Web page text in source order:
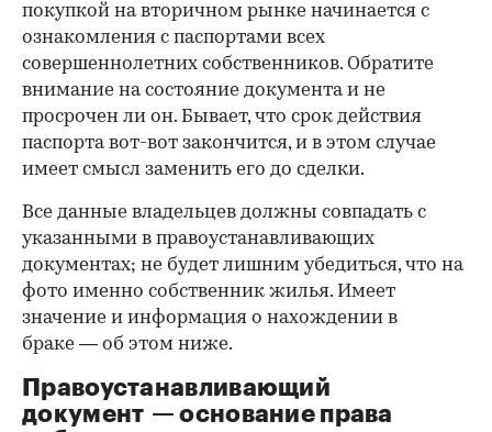
покупкой на вторичном рынке начинается с
ознакомления с паспортами всех
совершеннолетних собственников. Обратите
внимание на состояние документа и не
просрочен ли он. Бывает, что срок действия
паспорта вот-вот закончится, и в этом случае
имеет смысл заменить его до сделки.
00:00 / 00:00
Все данные владельцев должны совпадать с
указанными в правоустанавливающих
документах; не будет лишним убедиться, что на
фото именно собственник жилья. Имеет
значение и информация о нахождении в
браке — об этом ниже.
Правоустанавливающий
документ — основание права